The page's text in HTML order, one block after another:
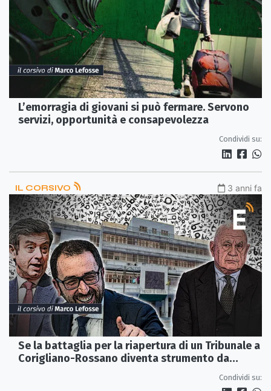
L’emorragia di giovani si può fermare. Servono
servizi, opportunità e consapevolezza
Condividi su:
IL CORSIVO 3 anni fa
Se la battaglia per la riapertura di un Tribunale a
Corigliano-Rossano diventa strumento da
Condividi su: